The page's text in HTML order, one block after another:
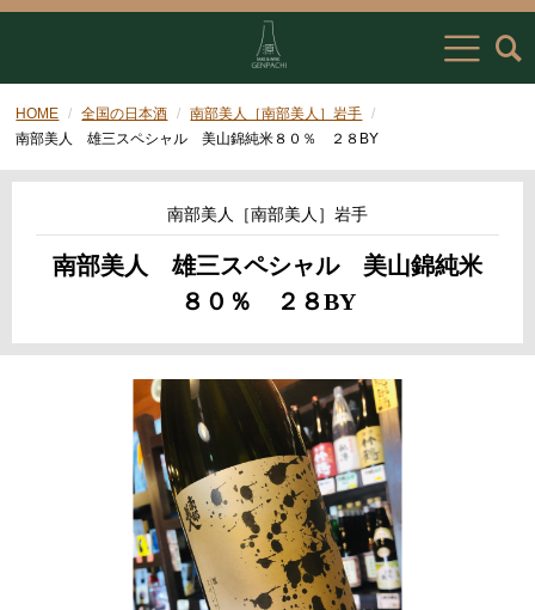
HOME 全国の日本酒
南部美人［南部美人］岩手
南部美人 雄三スペシャル 美山錦純米８０％ ２８BY
南部美人［南部美人］岩手
南部美人 雄三スペシャル 美山錦純米
８０％ ２８BY